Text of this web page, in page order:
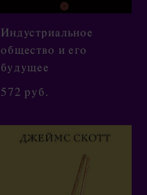
Индустриальное
общество и его
будущее
572 pуб.